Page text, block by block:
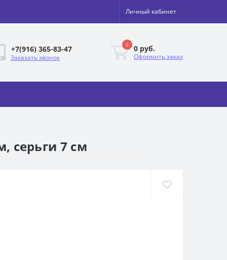
Личный кабинет
+7(916) 365-83-47
Заказать звонок
0 0 руб.
Оформить заказ
серьги 7 см